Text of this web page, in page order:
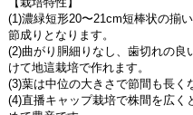
(1)濃緑短形20〜21cm短棒状の揃
節成りとなります。
(2)曲がり胴細りなし、歯切れの
けて地這栽培で作れます。
(3)葉は中位の大きさで節間も長く
(4)直播キャップ栽培で株間を広